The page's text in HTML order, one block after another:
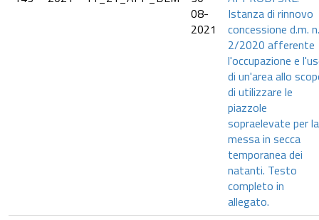
08-
2021
Istanza di rinnovo
concessione d.m. n.
2/2020 afferente
l'occupazione e
di un'area allo
di utilizzare le
piazzole
sopraelevate per la
messa in secca
temporanea dei
natanti. Testo
completo in
allegato.